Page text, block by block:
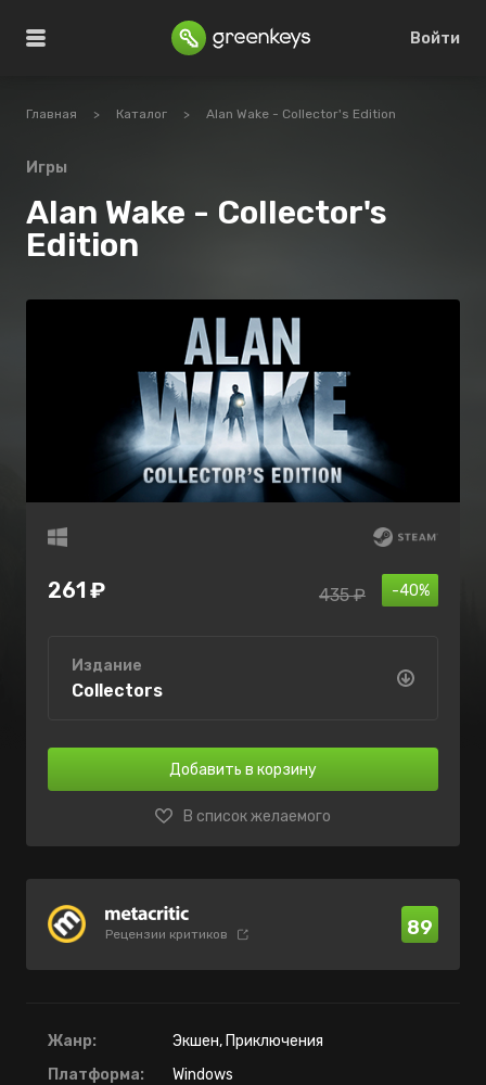
Войти
Главная > Каталог > Alan Wake - Collector's Edition
Игры
Alan Wake - Collector's
Edition
261 ₽ -40%
435 ₽
Издание
Collectors
Добавить в корзину
В список желаемого
Рецензии критиков 89
Жанр:
Экшен, Приключения
Платформа:
Windows